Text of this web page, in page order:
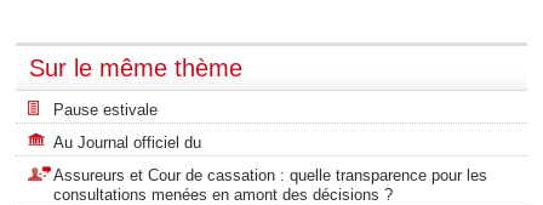
Sur le même thème
Pause estivale
Au Journal officiel du
Assureurs et Cour de cassation : quelle transparence pour les
consultations menées en amont des décisions ?